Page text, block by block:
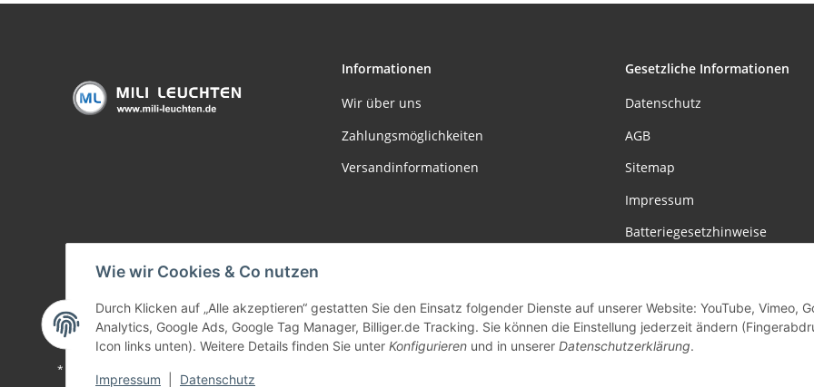
Wie wir Cookies & Co nutzen
Durch Klicken auf „Alle akzeptieren“ gestatten Sie den Einsatz folgender Dienste auf unserer Website: YouTube, Vimeo,
Analytics, Google Ads, Google Tag Manager, Billiger.de Tracking. Sie können die Einstellung jederzeit ändern
Icon links unten). Weitere Details finden Sie unter Konfigurieren und in unserer Datenschutzerklärung.
Impressum Datenschutz
Informationen
Wir über uns
Zahlungsmöglichkeiten
Versandinformationen
Gesetzliche Informationen
Datenschutz
AGB
Sitemap
Impressum
Batteriegesetzhinweise
Vertrag widerrufen
* Alle Preise inkl. gesetzlicher USt., zzgl.